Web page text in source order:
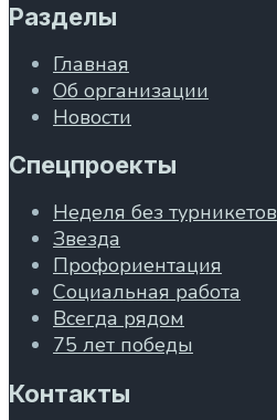
Разделы
Главная
Об организации
Новости
Спецпроекты
Неделя без турникетов
Звезда
Профориентация
Социальная работа
Всегда рядом
75 лет победы
Контакты